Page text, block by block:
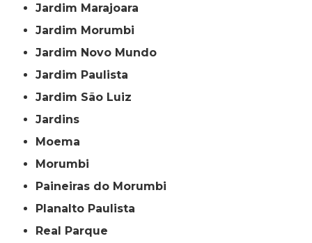
Jardim Marajoara
Jardim Morumbi
Jardim Novo Mundo
Jardim Paulista
Jardim São Luiz
Jardins
Moema
Morumbi
Paineiras do Morumbi
Planalto Paulista
Real Parque